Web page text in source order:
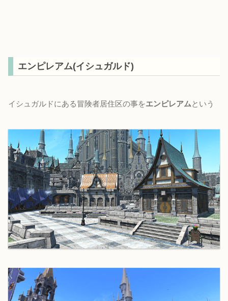
エンピレアム(イシュガルド)
イシュガルドにある冒険者居住区の事をエンピレアムという